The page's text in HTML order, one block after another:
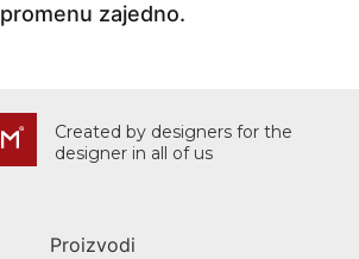
promenu zajedno.
Created by designers for the
designer in all of us
Proizvodi